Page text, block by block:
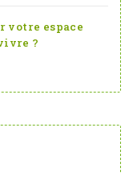
votre espace
?